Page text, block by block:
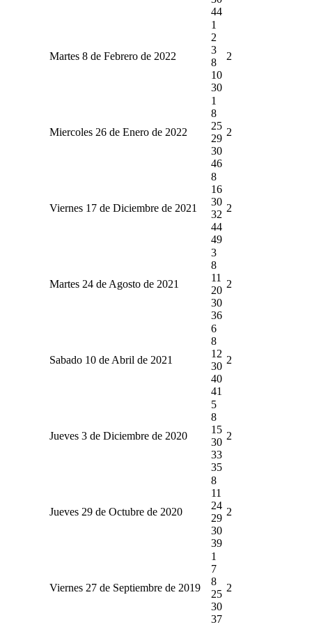
44
Martes 8 de Febrero de 2022
1
2
3
8
10
30
2
Miercoles 26 de Enero de 2022
1
8
25
29
30
46
2
Viernes 17 de Diciembre de 2021
8
16
30
32
44
49
2
Martes 24 de Agosto de 2021
3
8
11
20
30
36
2
Sabado 10 de Abril de 2021
6
8
12
30
40
41
2
Jueves 3 de Diciembre de 2020
5
8
15
30
33
35
2
Jueves 29 de Octubre de 2020
8
11
24
29
30
39
2
Viernes 27 de Septiembre de 2019
1
7
8
25
30
37
2